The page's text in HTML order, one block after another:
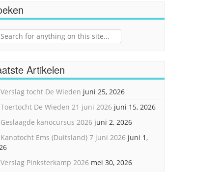
Artikelen
Verslag tocht De Wieden juni 25, 2026
Toertocht De Wieden 21 juni 2026 juni 15, 2026
Geslaagde kanocursus 2026 juni 2, 2026
Kanotocht Ems (Duitsland) 7 juni 2026 juni 1,
Verslag Pinksterkamp 2026 mei 30, 2026